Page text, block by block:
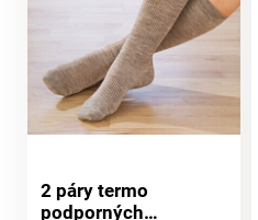
2 páry termo
podporných